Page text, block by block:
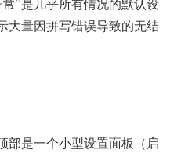
”是几乎所有情况的默认设
大量因拼写错误导致的无结
部是一个小型设置面板（启